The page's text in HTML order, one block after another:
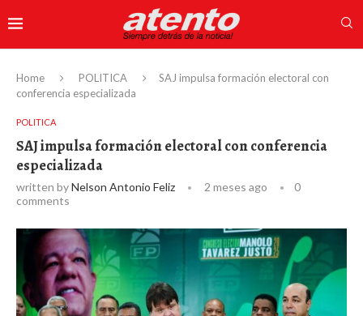
Home POLITICA
SAJ impulsa formación electoral con
conferencia especializada
POLITICA
SAJ impulsa formación electoral con conferencia
especializada
written byNelson Antonio Feliz 2 meses ago
0
comments